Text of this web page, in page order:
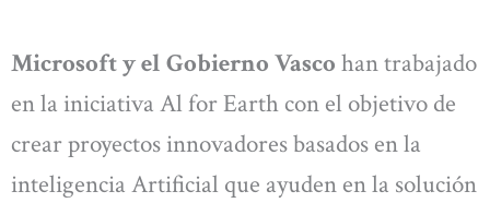
Microsoft y el Gobierno Vasco han trabajado
en la iniciativa Al for Earth con el objetivo de
crear proyectos innovadores basados en la
inteligencia Artificial que ayuden en la solución